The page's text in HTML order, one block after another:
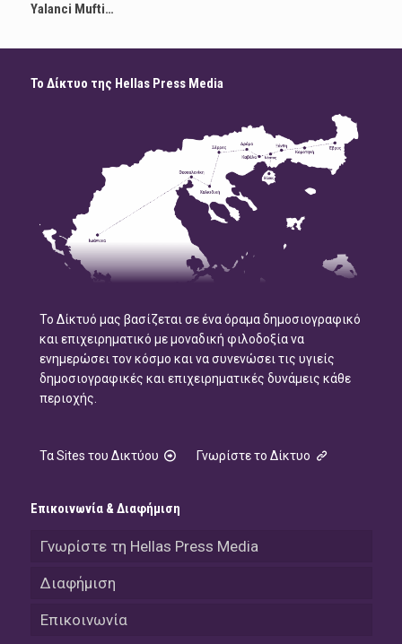
Yalanci Mufti…
Το Δίκτυο της Hellas Press Media
Το Δίκτυό μας βασίζεται σε ένα όραμα δημοσιογραφικό
και επιχειρηματικό με μοναδική φιλοδοξία να
ενημερώσει τον κόσμο και να συνενώσει τις υγιείς
δημοσιογραφικές και επιχειρηματικές δυνάμεις κάθε
περιοχής.
Τα Sites του Δικτύου Γνωρίστε το Δίκτυο
Επικοινωνία & Διαφήμιση
Γνωρίστε τη Hellas Press Media
Διαφήμιση
Επικοινωνία